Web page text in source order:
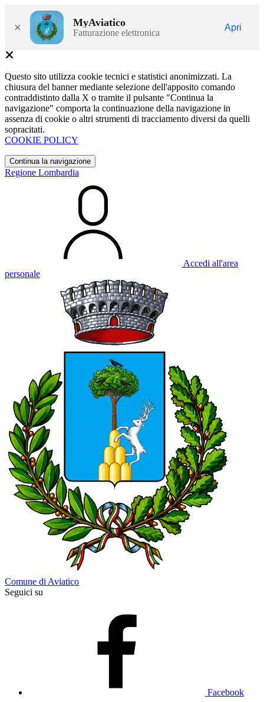
× MyAviatico
Fatturazione elettronica
Apri
Questo sito utilizza cookie tecnici e statistici anonimizzati. La
chiusura del banner mediante selezione dell'apposito comando
contraddistinto dalla X o tramite il pulsante "Continua la
navigazione" comporta la continuazione della navigazione in
assenza di cookie o altri strumenti di tracciamento diversi da quelli
sopracitati.
COOKIE POLICY
Continua la navigazione
Regione Lombardia
Accedi all'area
personale
Comune di Aviatico
Seguici su
Facebook